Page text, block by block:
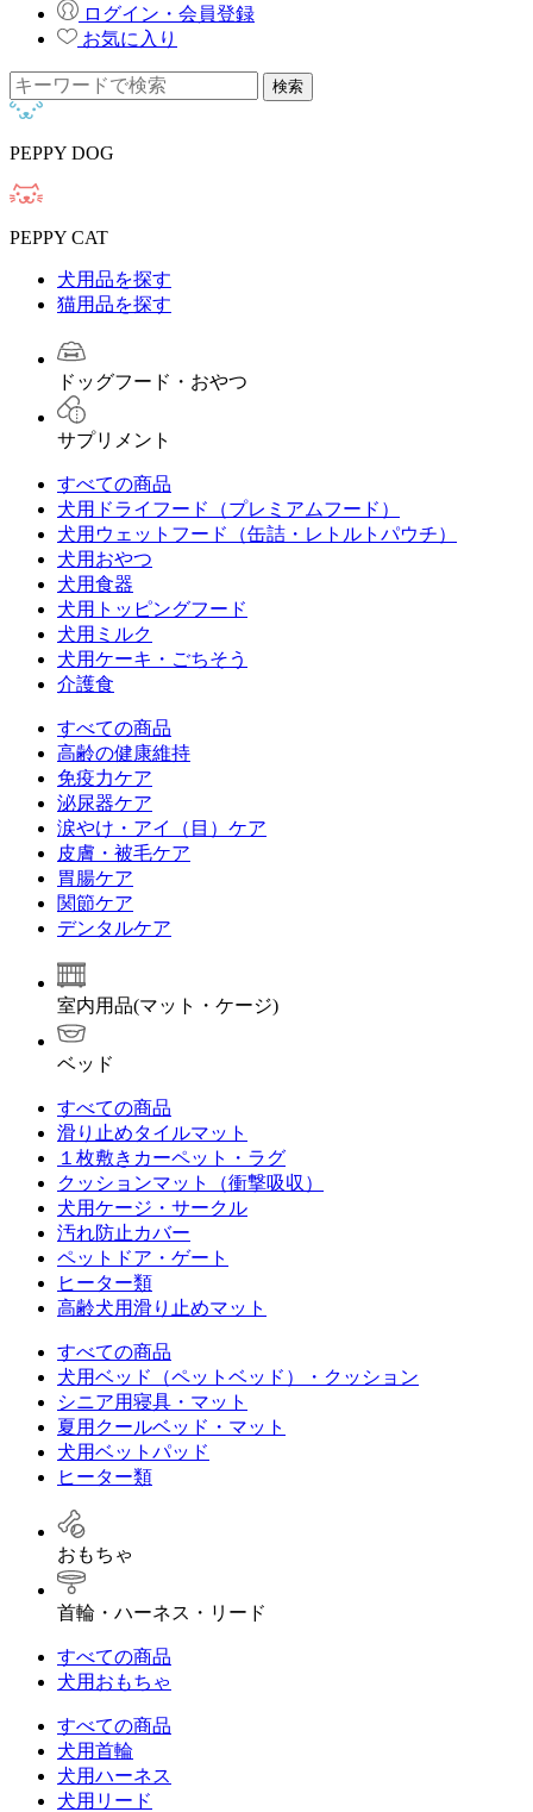
ログイン・会員登録
お気に入り
PEPPY DOG
PEPPY CAT
犬用品を探す
猫用品を探す
ドッグフード・おやつ
サプリメント
すべての商品
犬用ドライフード（プレミアムフード）
犬用ウェットフード（缶詰・レトルトパウチ）
犬用おやつ
犬用食器
犬用トッピングフード
犬用ミルク
犬用ケーキ・ごちそう
介護食
すべての商品
高齢の健康維持
免疫力ケア
泌尿器ケア
涙やけ・アイ（目）ケア
皮膚・被毛ケア
胃腸ケア
関節ケア
デンタルケア
室内用品(マット・ケージ)
ベッド
すべての商品
滑り止めタイルマット
１枚敷きカーペット・ラグ
クッションマット（衝撃吸収）
犬用ケージ・サークル
汚れ防止カバー
ペットドア・ゲート
ヒーター類
高齢犬用滑り止めマット
すべての商品
犬用ベッド（ペットベッド）・クッション
シニア用寝具・マット
夏用クールベッド・マット
犬用ベットパッド
ヒーター類
おもちゃ
首輪・ハーネス・リード
すべての商品
犬用おもちゃ
すべての商品
犬用首輪
犬用ハーネス
犬用リード